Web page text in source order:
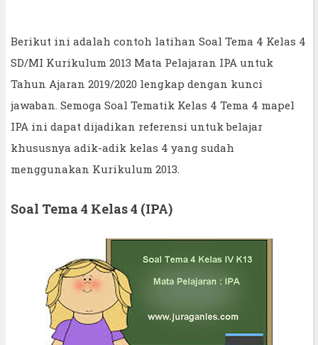
Berikut ini adalah contoh latihan Soal Tema 4 Kelas 4
SD/MI Kurikulum 2013 Mata Pelajaran IPA untuk
Tahun Ajaran 2019/2020 lengkap dengan kunci
jawaban. Semoga Soal Tematik Kelas 4 Tema 4 mapel
IPA ini dapat dijadikan referensi untuk belajar
khususnya adik-adik kelas 4 yang sudah
menggunakan Kurikulum 2013.
Soal Tema 4 Kelas 4 (IPA)